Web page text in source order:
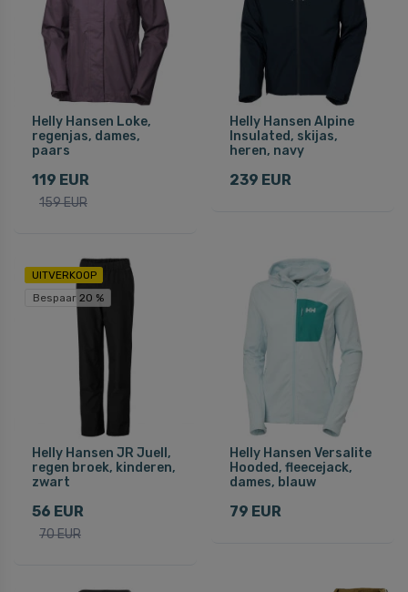
Helly Hansen Loke,
regenjas, dames,
paars
119 EUR
159 EUR
Helly Hansen Alpine
Insulated, skijas,
heren, navy
239 EUR
UITVERKOOP
Bespaar 20 %
Helly Hansen JR Juell,
regen broek, kinderen,
zwart
56 EUR
70 EUR
Helly Hansen Versalite
Hooded, fleecejack,
dames, blauw
79 EUR